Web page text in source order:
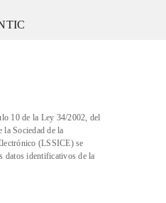
10 de la Ley 34/2002, del
la Sociedad de la
(LSSICE) se
datos identificativos de la